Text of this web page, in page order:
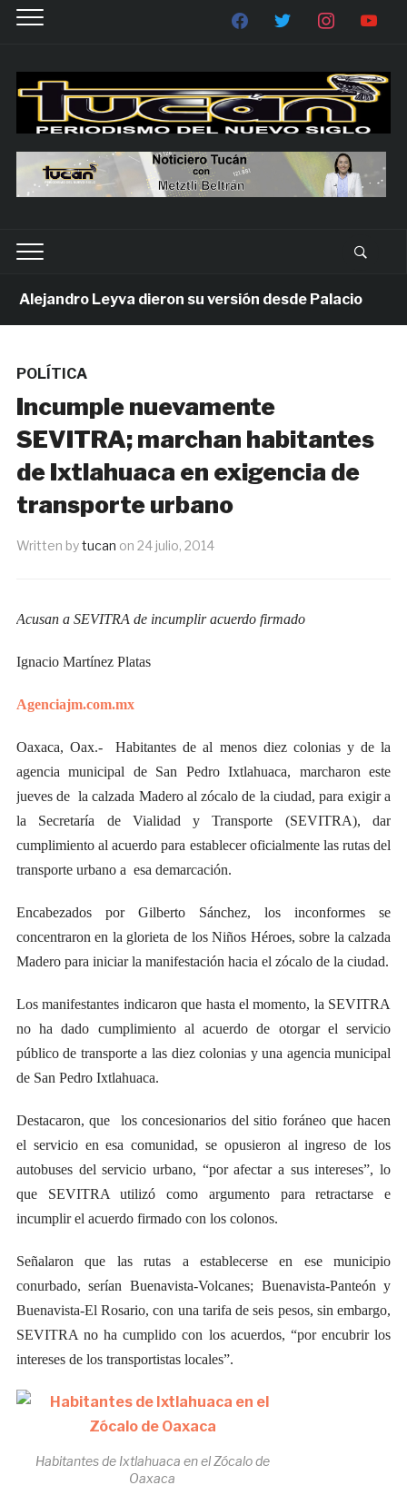
Leyva dieron su versión desde Palacio
POLÍTICA
Incumple nuevamente
SEVITRA; marchan habitantes
de Ixtlahuaca en exigencia de
transporte urbano
Written bytucan on 24 julio, 2014
Acusan a SEVITRA de incumplir acuerdo firmado
Ignacio Martínez Platas
Agenciajm.com.mx
Oaxaca, Oax.- Habitantes de al menos diez colonias y de la
agencia municipal de San Pedro Ixtlahuaca, marcharon este
jueves de la calzada Madero al zócalo de la ciudad, para exigir a
la Secretaría de Vialidad y Transporte (SEVITRA), dar
cumplimiento al acuerdo para establecer oficialmente las rutas del
transporte urbano a esa demarcación.
Encabezados por Gilberto Sánchez, los inconformes se
concentraron en la glorieta de los Niños Héroes, sobre la calzada
Madero para iniciar la manifestación hacia el zócalo de la ciudad.
Los manifestantes indicaron que hasta el momento, la SEVITRA
no ha dado cumplimiento al acuerdo de otorgar el servicio
público de transporte a las diez colonias y una agencia municipal
de San Pedro Ixtlahuaca.
Destacaron, que los concesionarios del sitio foráneo que hacen
el servicio en esa comunidad, se opusieron al ingreso de los
autobuses del servicio urbano, “por afectar a sus intereses”, lo
que SEVITRA utilizó como argumento para retractarse e
incumplir el acuerdo firmado con los colonos.
Señalaron que las rutas a establecerse en ese municipio
conurbado, serían Buenavista-Volcanes; Buenavista-Panteón y
Buenavista-El Rosario, con una tarifa de seis pesos, sin embargo,
SEVITRA no ha cumplido con los acuerdos, “por encubrir los
intereses de los transportistas locales”.
Habitantes de Ixtlahuaca en el Zócalo de
Oaxaca